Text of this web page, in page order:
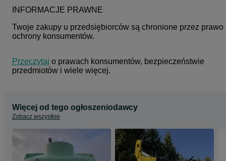
INFORMACJE PRAWNE
Twoje zakupy u przedsiębiorców są chronione przez prawo
ochrony konsumentów.
Przeczytaj o prawach konsumentów, bezpieczeństwie
przedmiotów i wiele więcej.
Więcej od tego ogłoszeniodawcy
Zobacz wszystkie